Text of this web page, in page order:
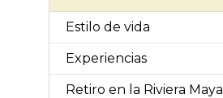
Estilo de vida
Experiencias
Retiro en la Riviera Maya